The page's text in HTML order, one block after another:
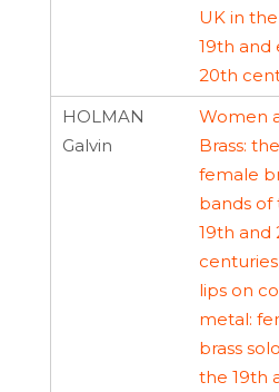
UK in
19th and
20th
HOLMAN
Galvin
Women
Brass: the
female
bands of
19th and
lips on
metal:
brass
the 19th